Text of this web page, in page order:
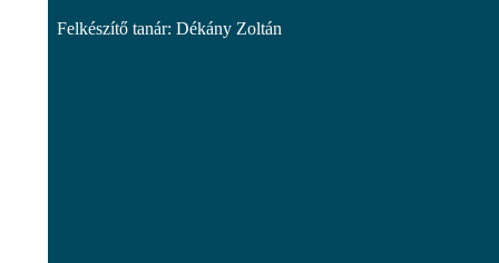
Felkészítő tanár: Dékány Zoltán